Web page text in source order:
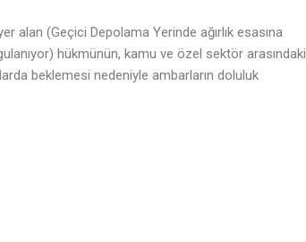
alan (Geçici Depolama Yerinde ağırlık esasına
hükmünün, kamu ve özel sektör arasındaki
beklemesi nedeniyle ambarların doluluk